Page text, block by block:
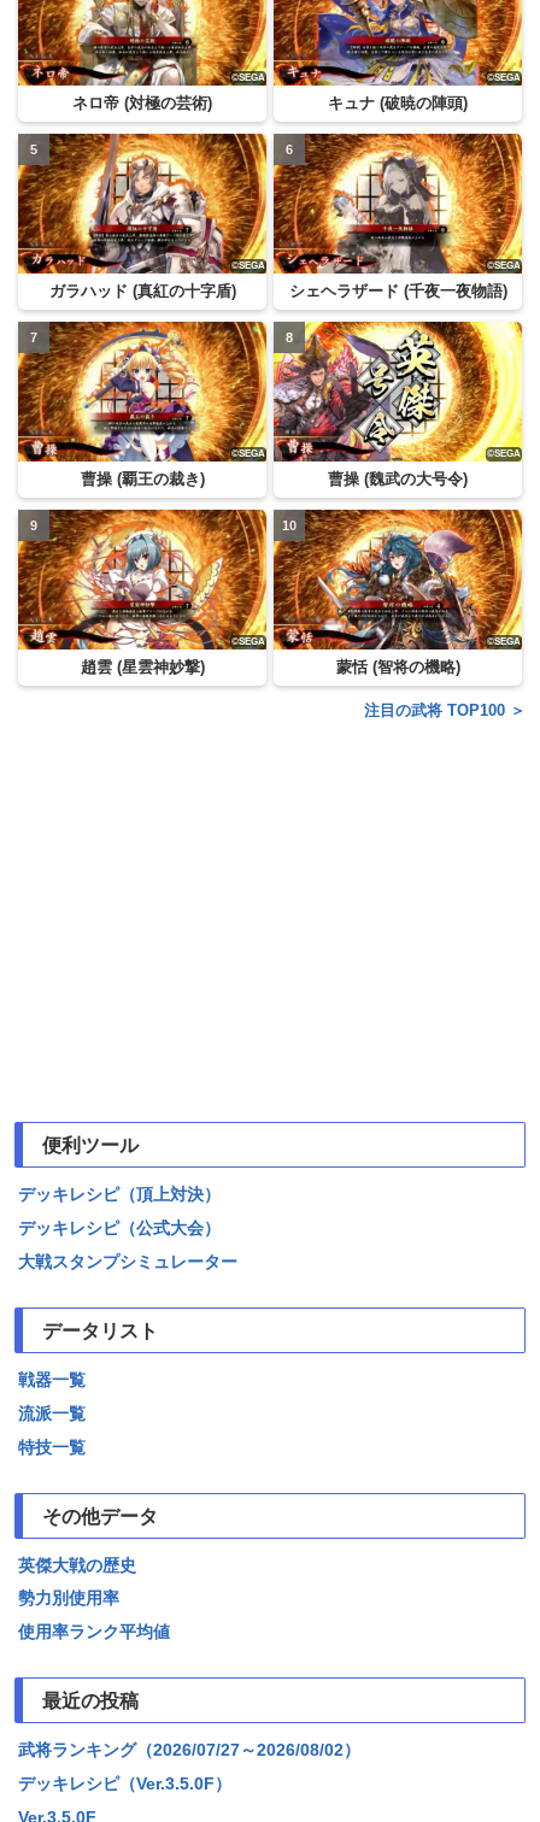
ネロ帝 (対極の芸術) キュナ (破暁の陣頭)
ガラハッド (真紅の十字盾) シェヘラザード (千夜一夜物語)
曹操 (覇王の裁き) 曹操 (魏武の大号令)
趙雲 (星雲神妙撃) 蒙恬 (智将の機略)
注目の武将 TOP100 ＞
便利ツール
デッキレシピ（頂上対決）
デッキレシピ（公式大会）
大戦スタンプシミュレーター
データリスト
戦器一覧
流派一覧
特技一覧
その他データ
英傑大戦の歴史
勢力別使用率
使用率ランク平均値
最近の投稿
武将ランキング（2026/07/27～2026/08/02）
デッキレシピ（Ver.3.5.0F）
Ver.3.5.0F